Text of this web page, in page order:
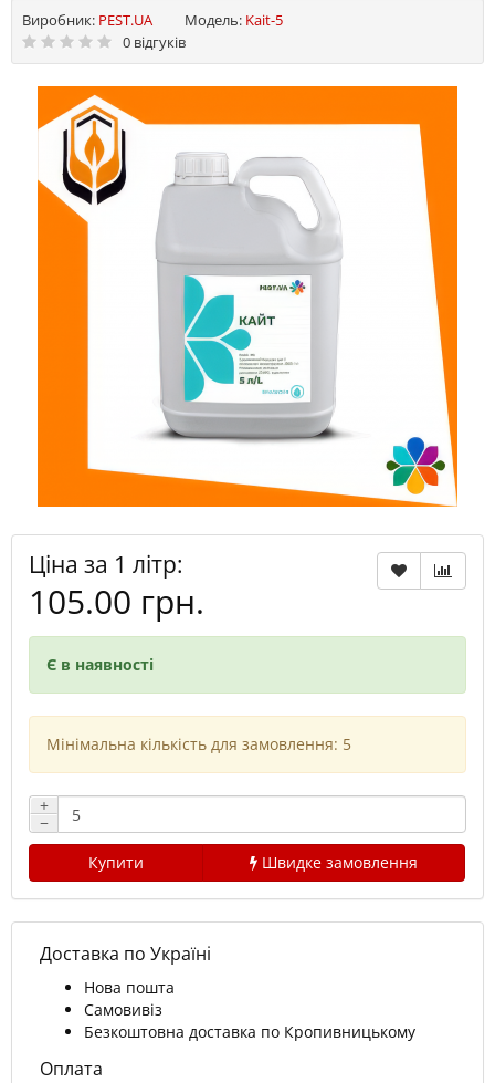
Виробник: PEST.UA Модель: Kait-5
0 відгуків
Ціна за 1 літр:
105.00 грн.
Є в наявності
Мінімальна кількість для замовлення: 5
+
−
Купити
Швидке замовлення
Доставка по Україні
Нова пошта
Самовивіз
Безкоштовна доставка по Кропивницькому
Оплата